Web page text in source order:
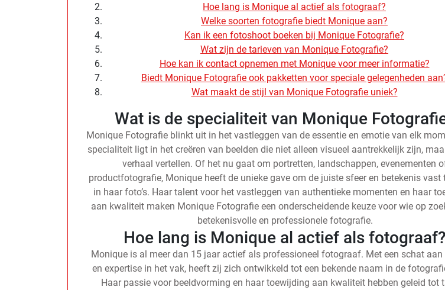
Hoe lang is Monique al actief als fotograaf?
Welke soorten fotografie biedt Monique aan?
Kan ik een fotoshoot boeken bij Monique Fotografie?
Wat zijn de tarieven van Monique Fotografie?
Hoe kan ik contact opnemen met Monique voor meer informatie?
Biedt Monique Fotografie ook pakketten voor speciale gelegenheden
Wat maakt de stijl van Monique Fotografie uniek?
Wat is de specialiteit van Monique
Monique Fotografie blinkt uit in het vastleggen van de essentie en emotie van elk
specialiteit ligt in het creëren van beelden die niet alleen visueel aantrekkelijk zijn,
verhaal vertellen. Of het nu gaat om portretten, landschappen, evenementen
productfotografie, Monique heeft de unieke gave om de juiste sfeer en betekenis vast
in haar foto’s. Haar talent voor het vastleggen van authentieke momenten en haar
aan kwaliteit maken Monique Fotografie een onderscheidende keuze voor wie op
betekenisvolle en professionele fotografie.
Hoe lang is Monique al actief als fotograaf?
Monique is al meer dan 15 jaar actief als professioneel fotograaf. Met een schat aan
en expertise in het vak, heeft zij zich ontwikkeld tot een bekende naam in de
Haar passie voor beeldvorming en haar toewijding aan kwaliteit hebben geleid tot